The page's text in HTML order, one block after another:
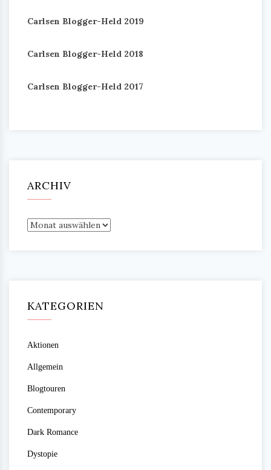
Carlsen Blogger-Held 2019
Carlsen Blogger-Held 2018
Carlsen Blogger-Held 2017
ARCHIV
Archiv
KATEGORIEN
Aktionen
Allgemein
Blogtouren
Contemporary
Dark Romance
Dystopie